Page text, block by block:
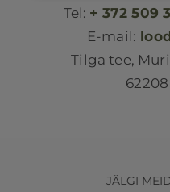
Tel: + 372 509
E-mail:
Tilga tee,
JÄLGI